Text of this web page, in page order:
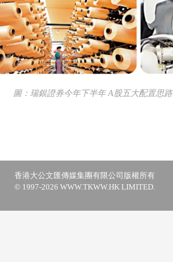
圖：瑞銀證券今年下半年 A股五大配置思路
香港大公文匯傳媒集團有限公司版權所有
© 1997-2026 WWW.TKWW.HK LIMITED.